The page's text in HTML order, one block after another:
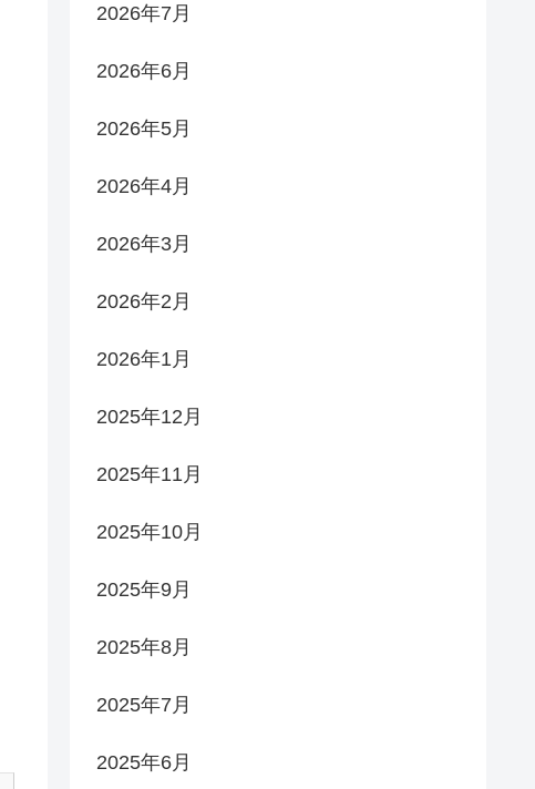
2026年7月
2026年6月
2026年5月
2026年4月
2026年3月
2026年2月
2026年1月
2025年12月
2025年11月
2025年10月
2025年9月
2025年8月
2025年7月
2025年6月